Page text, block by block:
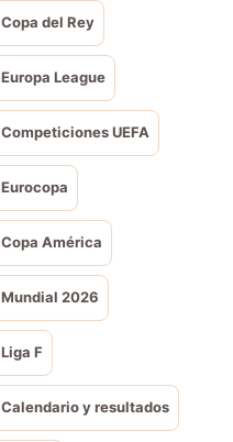
Copa del Rey
Europa League
Competiciones UEFA
Eurocopa
Copa América
Mundial 2026
Liga F
Calendario y resultados